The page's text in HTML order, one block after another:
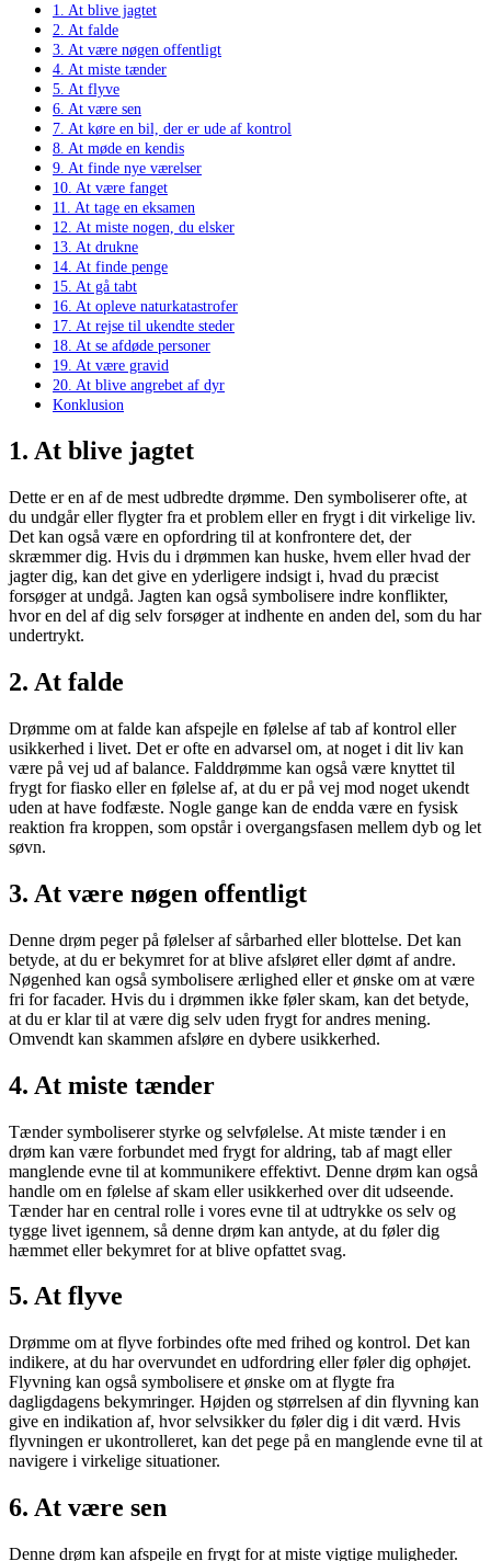
1. At blive jagtet
2. At falde
3. At være nøgen offentligt
4. At miste tænder
5. At flyve
6. At være sen
7. At køre en bil, der er ude af kontrol
8. At møde en kendis
9. At finde nye værelser
10. At være fanget
11. At tage en eksamen
12. At miste nogen, du elsker
13. At drukne
14. At finde penge
15. At gå tabt
16. At opleve naturkatastrofer
17. At rejse til ukendte steder
18. At se afdøde personer
19. At være gravid
20. At blive angrebet af dyr
Konklusion
1. At blive jagtet
Dette er en af de mest udbredte drømme. Den symboliserer ofte, at
du undgår eller flygter fra et problem eller en frygt i dit virkelige liv.
Det kan også være en opfordring til at konfrontere det, der
skræmmer dig. Hvis du i drømmen kan huske, hvem eller hvad der
jagter dig, kan det give en yderligere indsigt i, hvad du præcist
forsøger at undgå. Jagten kan også symbolisere indre konflikter,
hvor en del af dig selv forsøger at indhente en anden del, som du har
undertrykt.
2. At falde
Drømme om at falde kan afspejle en følelse af tab af kontrol eller
usikkerhed i livet. Det er ofte en advarsel om, at noget i dit liv kan
være på vej ud af balance. Falddrømme kan også være knyttet til
frygt for fiasko eller en følelse af, at du er på vej mod noget ukendt
uden at have fodfæste. Nogle gange kan de endda være en fysisk
reaktion fra kroppen, som opstår i overgangsfasen mellem dyb og let
søvn.
3. At være nøgen offentligt
Denne drøm peger på følelser af sårbarhed eller blottelse. Det kan
betyde, at du er bekymret for at blive afsløret eller dømt af andre.
Nøgenhed kan også symbolisere ærlighed eller et ønske om at være
fri for facader. Hvis du i drømmen ikke føler skam, kan det betyde,
at du er klar til at være dig selv uden frygt for andres mening.
Omvendt kan skammen afsløre en dybere usikkerhed.
4. At miste tænder
Tænder symboliserer styrke og selvfølelse. At miste tænder i en
drøm kan være forbundet med frygt for aldring, tab af magt eller
manglende evne til at kommunikere effektivt. Denne drøm kan også
handle om en følelse af skam eller usikkerhed over dit udseende.
Tænder har en central rolle i vores evne til at udtrykke os selv og
tygge livet igennem, så denne drøm kan antyde, at du føler dig
hæmmet eller bekymret for at blive opfattet svag.
5. At flyve
Drømme om at flyve forbindes ofte med frihed og kontrol. Det kan
indikere, at du har overvundet en udfordring eller føler dig ophøjet.
Flyvning kan også symbolisere et ønske om at flygte fra
dagligdagens bekymringer. Højden og størrelsen af din flyvning kan
give en indikation af, hvor selvsikker du føler dig i dit værd. Hvis
flyvningen er ukontrolleret, kan det pege på en manglende evne til at
navigere i virkelige situationer.
6. At være sen
Denne drøm kan afspejle en frygt for at miste vigtige muligheder.